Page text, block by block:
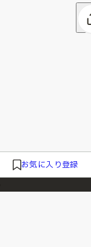
お気に入り登録